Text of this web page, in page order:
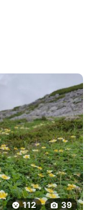
112
39